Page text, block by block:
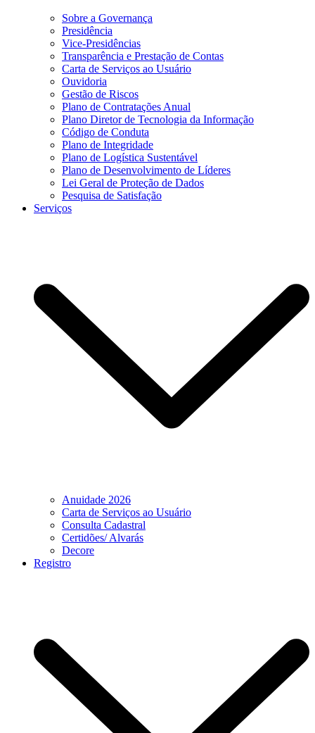
Sobre a Governança
Presidência
Vice-Presidências
Transparência e Prestação de Contas
Carta de Serviços ao Usuário
Ouvidoria
Gestão de Riscos
Plano de Contratações Anual
Plano Diretor de Tecnologia da Informação
Código de Conduta
Plano de Integridade
Plano de Logística Sustentável
Plano de Desenvolvimento de Líderes
Lei Geral de Proteção de Dados
Pesquisa de Satisfação
Serviços
Anuidade 2026
Carta de Serviços ao Usuário
Consulta Cadastral
Certidões/ Alvarás
Decore
Registro